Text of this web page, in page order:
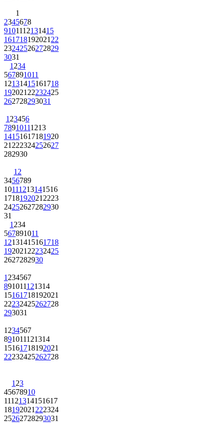
1
2345678
9101112131415
161718192021 22
23242526272829
3031
1 234
567891011
12131415161718
192021 22232425
262728293031
1 23456
78910111213
14151617181920
21 222324252627
282930
1 2
3456789
10111213141516
1718192021 2223
24252627282930
31
1 234
567891011
12131415161718
192021 22232425
2627282930
1 234567
891011121314
15161718192021
22232425262728
293031
1 234567
891011121314
15161718192021
22232425262728
1 23
45678910
11121314151617
18192021 222324
25262728293031